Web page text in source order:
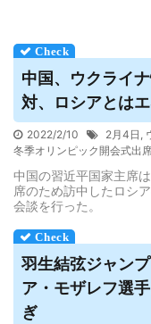
中国、ウクライ
対、
ロシアとは
2022/2/10 2月4日 ,
冬季オリンピック開会式出
中国の習近平国家主席
席のため訪中したロシ
会談を行った。
羽生結弦ジャン
ア ・モザレフ選
ぎ